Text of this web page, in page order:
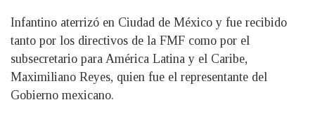
Infantino aterrizó en Ciudad de México y fue recibido
tanto por los directivos de la FMF como por el
subsecretario para América Latina y el Caribe,
Maximiliano Reyes, quien fue el representante del
Gobierno mexicano.